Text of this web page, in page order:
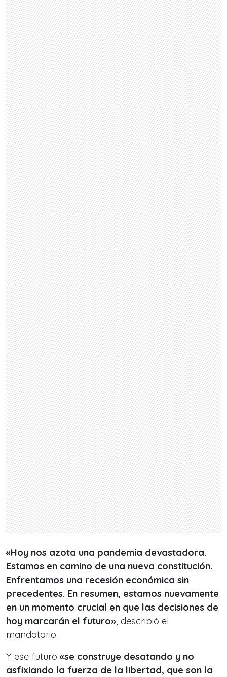
«Hoy nos azota una pandemia devastadora.
Estamos en camino de una nueva constitución.
Enfrentamos una recesión económica sin
precedentes. En resumen, estamos nuevamente
en un momento crucial en que las decisiones de
hoy marcarán el futuro», describió el
mandatario.
Y ese futuro «se construye desatando y no
asfixiando la fuerza de la libertad, que son la